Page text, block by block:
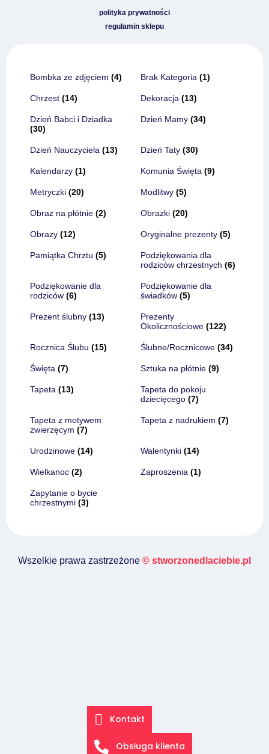
polityka prywatności
regulamin sklepu
Bombka ze zdjęciem (4) Brak Kategoria (1)
Chrzest (14) Dekoracja (13)
Dzień Babci i Dziadka
(30)
Dzień Mamy (34)
Dzień Nauczyciela (13) Dzień Taty (30)
Kalendarzy (1) Komunia Święta (9)
Metryczki (20) Modlitwy (5)
Obraz na płótnie (2) Obrazki (20)
Obrazy (12) Oryginalne prezenty (5)
Pamiątka Chrztu (5)
Podziękowania dla
rodziców chrzestnych (6)
Podziękowanie dla
rodziców (6)
Podziękowanie dla
świadków (5)
Prezent ślubny (13)
Prezenty
Okolicznościowe (122)
Rocznica Ślubu (15) Ślubne/Rocznicowe (34)
Święta (7) Sztuka na płótnie (9)
Tapeta (13)
Tapeta do pokoju
dziecięcego (7)
Tapeta z motywem
zwierzęcym (7)
Tapeta z nadrukiem (7)
Urodzinowe (14) Walentynki (14)
Wielkanoc (2) Zaproszenia (1)
Zapytanie o bycie
chrzestnymi (3)
Wszelkie prawa zastrzeżone © stworzonedlaciebie.pl
Kontakt
Obsługa klienta